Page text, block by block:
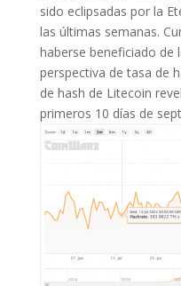
sido eclipsadas por la
las últimas semanas.
haberse beneficiado de
perspectiva de tasa de
de hash de Litecoin
primeros 10 días de